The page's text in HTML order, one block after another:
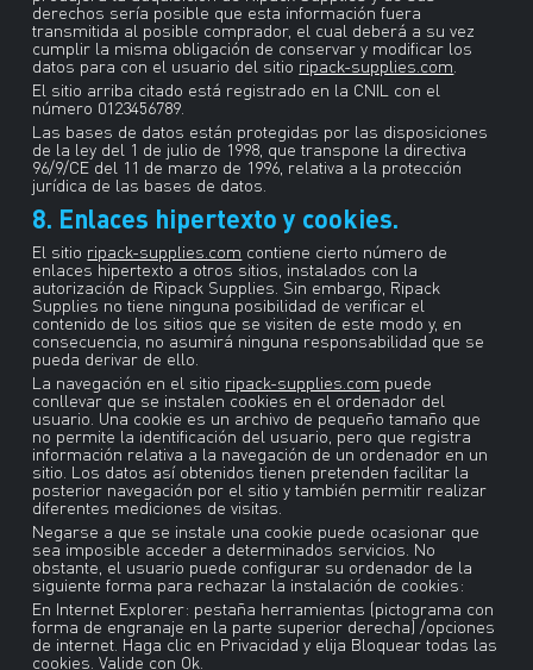
derechos sería posible que esta información fuera
transmitida al posible comprador, el cual deberá a su vez
cumplir la misma obligación de conservar y modificar los
datos para con el usuario del sitio ripack-supplies.com
El sitio arriba citado está registrado en la CNIL con el
número 0123456789.
Las bases de datos están protegidas por las disposiciones
de la ley del 1 de julio de 1998, que transpone la directiva
96/9/CE del 11 de marzo de 1996, relativa a la protección
jurídica de las bases de datos.
8. Enlaces hipertexto y cookies.
El sitio ripack-supplies.com contiene cierto número de
enlaces hipertexto a otros sitios, instalados con la
autorización de Ripack Supplies. Sin embargo, Ripack
Supplies no tiene ninguna posibilidad de verificar el
contenido de los sitios que se visiten de este modo y, en
consecuencia, no asumirá ninguna responsabilidad que se
pueda derivar de ello.
La navegación en el sitio ripack-supplies.com puede
conllevar que se instalen cookies en el ordenador del
usuario. Una cookie es un archivo de pequeño tamaño que
no permite la identificación del usuario, pero que registra
información relativa a la navegación de un ordenador en un
sitio. Los datos así obtenidos tienen pretenden facilitar la
posterior navegación por el sitio y también permitir realizar
diferentes mediciones de visitas.
Negarse a que se instale una cookie puede ocasionar que
sea imposible acceder a determinados servicios. No
obstante, el usuario puede configurar su ordenador de la
siguiente forma para rechazar la instalación de cookies:
En Internet Explorer: pestaña herramientas (pictograma con
forma de engranaje en la parte superior derecha) /opciones
de internet. Haga clic en Privacidad y elija Bloquear todas las
cookies. Valide con Ok.